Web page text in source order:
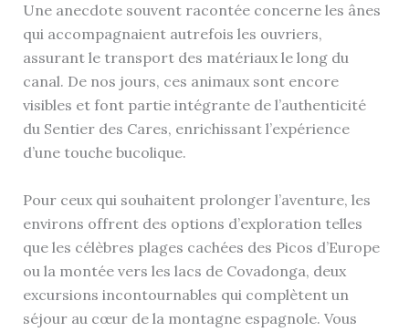
Une anecdote souvent racontée concerne les ânes
qui accompagnaient autrefois les ouvriers,
assurant le transport des matériaux le long du
canal. De nos jours, ces animaux sont encore
visibles et font partie intégrante de l’authenticité
du Sentier des Cares, enrichissant l’expérience
d’une touche bucolique.
Pour ceux qui souhaitent prolonger l’aventure, les
environs offrent des options d’exploration telles
que les célèbres plages cachées des Picos d’Europe
ou la montée vers les lacs de Covadonga, deux
excursions incontournables qui complètent un
séjour au cœur de la montagne espagnole. Vous